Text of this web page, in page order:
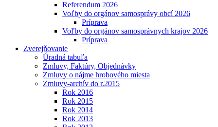
Referendum 2026
Voľby do orgánov samosprávy obcí 2026
Príprava
Voľby do orgánov samosprávnych krajov 2026
Príprava
Zverejňovanie
Úradná tabuľa
Zmluvy, Faktúry, Objednávky
Zmluvy o nájme hrobového miesta
Zmluvy-archív do r.2015
Rok 2016
Rok 2015
Rok 2014
Rok 2013